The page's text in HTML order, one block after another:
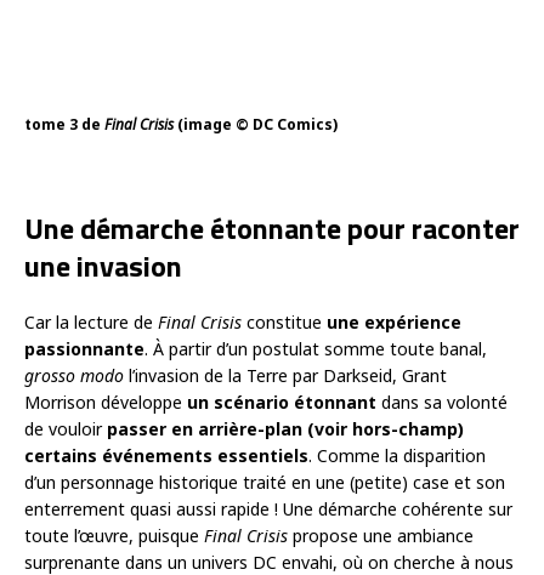
tome 3 de Final Crisis(image © DC Comics)
Une démarche étonnante pour raconter
une invasion
Car la lecture de Final Crisis constitue une expérience
passionnante. À partir d’un postulat somme toute banal,
grosso modo l’invasion de la Terre par Darkseid, Grant
Morrison développe un scénario étonnant dans sa volonté
de vouloir passer en arrière-plan (voir hors-champ)
certains événements essentiels. Comme la disparition
d’un personnage historique traité en une (petite) case et son
enterrement quasi aussi rapide ! Une démarche cohérente sur
toute l’œuvre, puisque Final Crisis propose une ambiance
surprenante dans un univers DC envahi, où on cherche à nous